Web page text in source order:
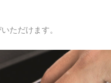
ただけます。